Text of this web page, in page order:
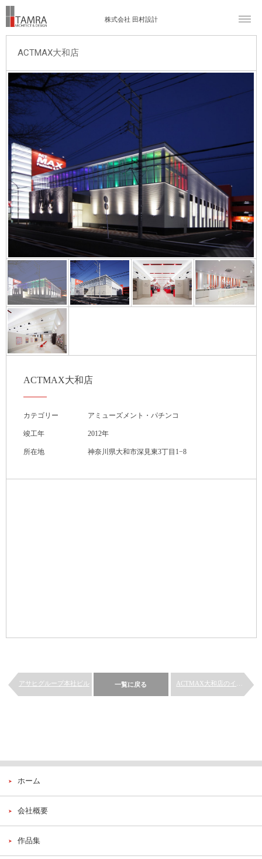
株式会社 田村設計
ACTMAX大和店
ACTMAX大和店
カテゴリー アミューズメント・パチンコ
竣工年 2012年
所在地 神奈川県大和市深見東3丁目1−8
アサヒグループ本社ビル 一覧に戻る
ホーム
会社概要
作品集